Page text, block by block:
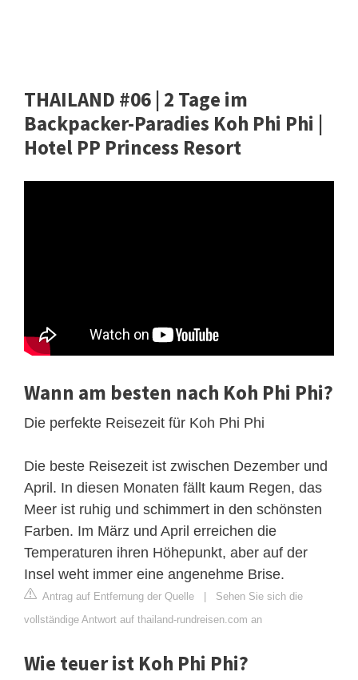
THAILAND #06 | 2 Tage im
Backpacker-Paradies Koh Phi Phi |
Hotel PP Princess Resort
Wann am besten nach Koh Phi Phi?
Die perfekte Reisezeit für Koh Phi Phi
Die beste Reisezeit ist zwischen Dezember und
April. In diesen Monaten fällt kaum Regen, das
Meer ist ruhig und schimmert in den schönsten
Farben. Im März und April erreichen die
Temperaturen ihren Höhepunkt, aber auf der
Insel weht immer eine angenehme Brise.
Antrag auf Entfernung der Quelle | Sehen Sie sich die
vollständige Antwort auf thailand-rundreisen.com an
Wie teuer ist Koh Phi Phi?